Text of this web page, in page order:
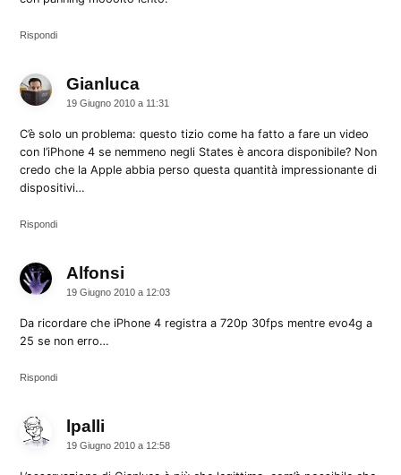
Rispondi
Gianluca
19 Giugno 2010 a 11:31
C’è solo un problema: questo tizio come ha fatto a fare un video
con l’iPhone 4 se nemmeno negli States è ancora disponibile? Non
credo che la Apple abbia perso questa quantità impressionante di
dispositivi…
Rispondi
Alfonsi
19 Giugno 2010 a 12:03
Da ricordare che iPhone 4 registra a 720p 30fps mentre evo4g a
25 se non erro…
Rispondi
lpalli
19 Giugno 2010 a 12:58